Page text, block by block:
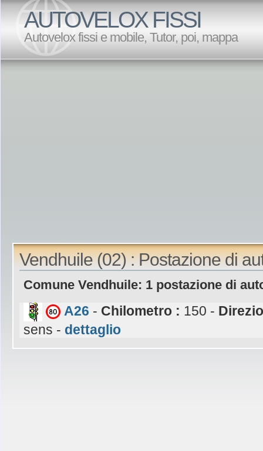
AUTOVELOX FISSI
Autovelox fissi e mobile, Tutor, poi, mappa
Vendhuile (02) : Postazione di
Comune Vendhuile: 1 postazione di
A26 - Chilometro : 150 -
sens - dettaglio